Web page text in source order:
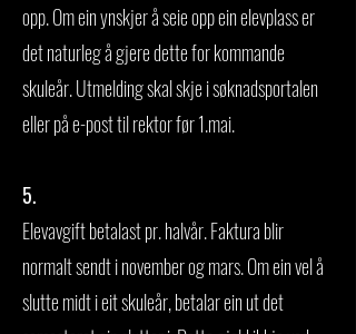
opp. Om ein ynskjer å seie opp ein elevplass er
det naturleg å gjere dette for kommande
skuleår. Utmelding skal skje i søknadsportalen
eller på e-post til rektor før 1.mai.
5.
Elevavgift betalast pr. halvår. Faktura blir
normalt sendt i november og mars. Om ein vel å
slutte midt i eit skuleår, betalar ein ut det